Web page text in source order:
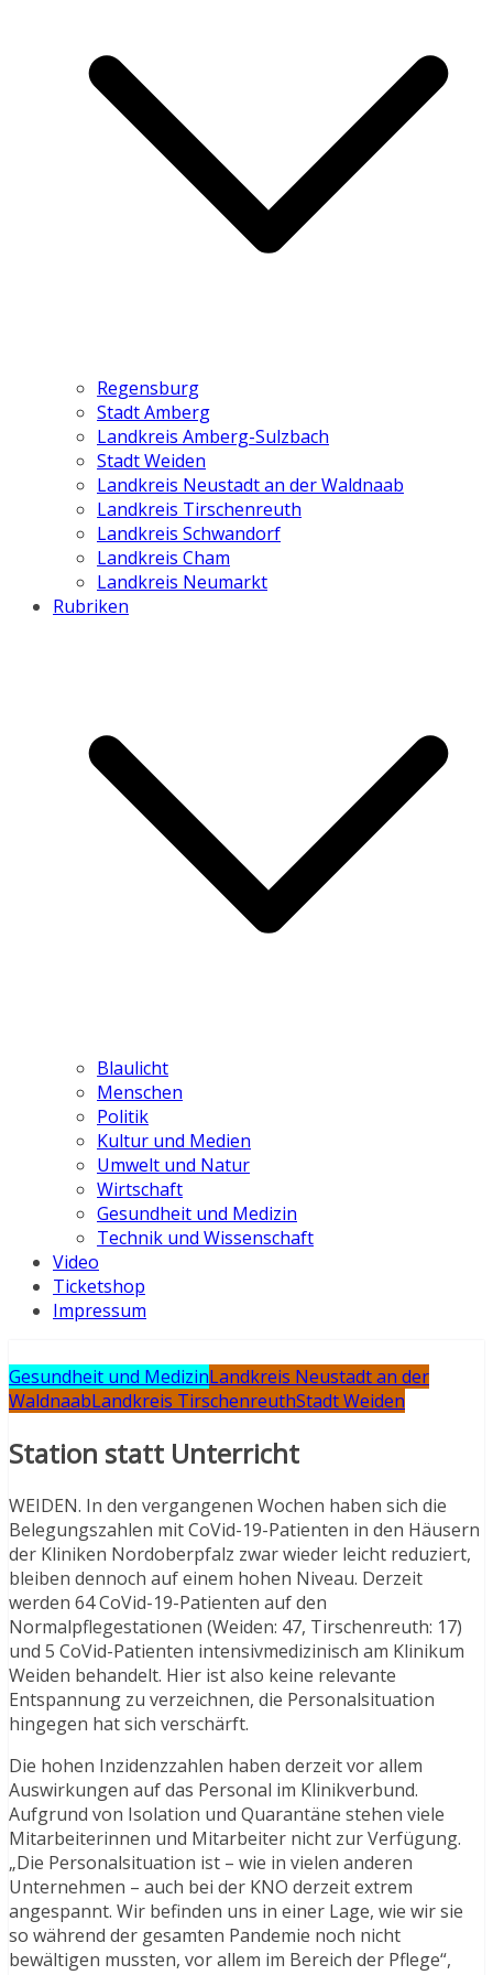
Regensburg
Stadt Amberg
Landkreis Amberg-Sulzbach
Stadt Weiden
Landkreis Neustadt an der Waldnaab
Landkreis Tirschenreuth
Landkreis Schwandorf
Landkreis Cham
Landkreis Neumarkt
Rubriken
Blaulicht
Menschen
Politik
Kultur und Medien
Umwelt und Natur
Wirtschaft
Gesundheit und Medizin
Technik und Wissenschaft
Video
Ticketshop
Impressum
Gesundheit und MedizinLandkreis Neustadt an der
WaldnaabLandkreis TirschenreuthStadt Weiden
Station statt Unterricht
WEIDEN. In den vergangenen Wochen haben sich die
Belegungszahlen mit CoVid-19-Patienten in den Häusern
der Kliniken Nordoberpfalz zwar wieder leicht reduziert,
bleiben dennoch auf einem hohen Niveau. Derzeit
werden 64 CoVid-19-Patienten auf den
Normalpflegestationen (Weiden: 47, Tirschenreuth: 17)
und 5 CoVid-Patienten intensivmedizinisch am Klinikum
Weiden behandelt. Hier ist also keine relevante
Entspannung zu verzeichnen, die Personalsituation
hingegen hat sich verschärft.
Die hohen Inzidenzzahlen haben derzeit vor allem
Auswirkungen auf das Personal im Klinikverbund.
Aufgrund von Isolation und Quarantäne stehen viele
Mitarbeiterinnen und Mitarbeiter nicht zur Verfügung.
„Die Personalsituation ist – wie in vielen anderen
Unternehmen – auch bei der KNO derzeit extrem
angespannt. Wir befinden uns in einer Lage, wie wir sie
so während der gesamten Pandemie noch nicht
bewältigen mussten, vor allem im Bereich der Pflege“,